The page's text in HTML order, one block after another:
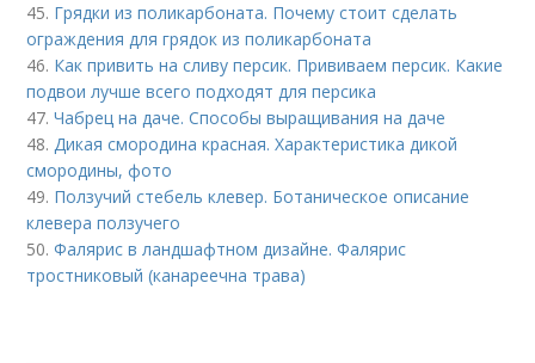
45. Грядки из поликарбоната. Почему стоит сделать
ограждения для грядок из поликарбоната
46. Как привить на сливу персик. Прививаем персик. Какие
подвои лучше всего подходят для персика
47.Чабрец на даче. Способы выращивания на даче
48.Дикая смородина красная. Характеристика дикой
смородины, фото
49. Ползучий стебель клевер. Ботаническое описание
клевера ползучего
50.Фалярис в ландшафтном дизайне. Фалярис
тростниковый (канареечна трава)